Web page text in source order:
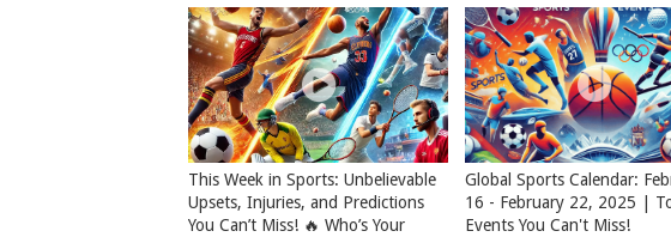
This Week in Sports: Unbelievable
Upsets, Injuries, and Predictions
You Can’t Miss! 🔥 Who’s Your
Global Sports Calendar:
16 - February 22, 2025 |
Events You Can't Miss!